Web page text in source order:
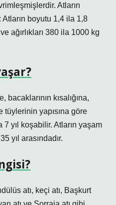
Atların
Atların boyutu 1,4 ila 1,8
ağırlıkları 380 ila 1000 kg
bacaklarının kısalığına,
yapısına göre
yıl koşabilir. Atların yaşam
yıl arasındadır.
atı, keçi atı, Başkurt